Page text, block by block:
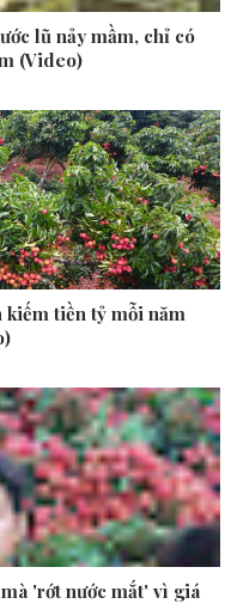
lũ nảy mầm, chỉ có
(Video)
tiền tỷ mỗi năm
'rớt nước mắt' vì giá